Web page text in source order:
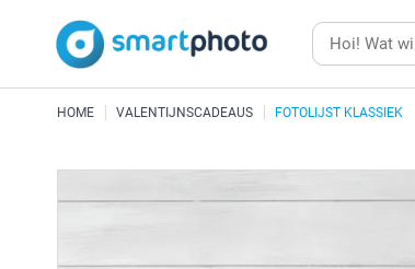
HOME VALENTIJNSCADEAUS FOTOLIJST KLASSIEK